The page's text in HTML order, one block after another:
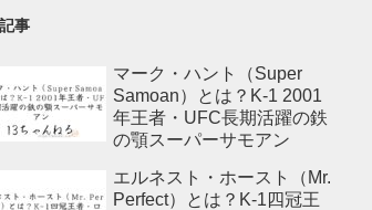
事
マーク・ハント（Super
Samoan）とは？K-1 2001
年王者・UFC長期活躍の鉄
の顎スーパーサモアン
エルネスト・ホースト（Mr.
Perfect）とは？K-1四冠王